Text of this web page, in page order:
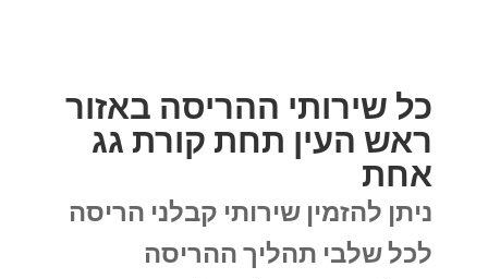
כל שירותי ההריסה באזור
ראש העין תחת קורת גג
אחת
ניתן להזמין שירותי קבלני הריסה
לכל שלבי תהליך ההריסה